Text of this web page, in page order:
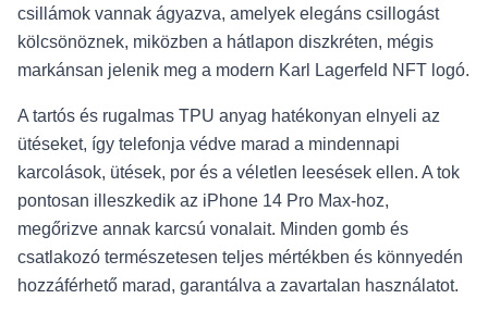
csillámok vannak ágyazva, amelyek elegáns csillogást
kölcsönöznek, miközben a hátlapon diszkréten, mégis
markánsan jelenik meg a modern Karl Lagerfeld NFT logó.
A tartós és rugalmas TPU anyag hatékonyan elnyeli az
ütéseket, így telefonja védve marad a mindennapi
karcolások, ütések, por és a véletlen leesések ellen. A tok
pontosan illeszkedik az iPhone 14 Pro Max-hoz,
megőrizve annak karcsú vonalait. Minden gomb és
csatlakozó természetesen teljes mértékben és könnyedén
hozzáférhető marad, garantálva a zavartalan használatot.